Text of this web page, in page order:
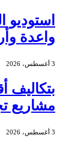
استوديو
واعدة
3 أغسطس، 2026
مشاريع
3 أغسطس، 2026